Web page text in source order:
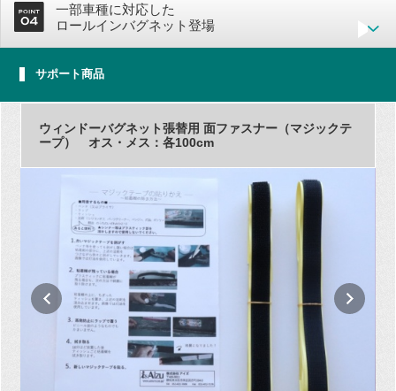
一部車種に対応した
ロールインバグネット登場
サポート商品
ウィンドーバグネット張替用 面ファスナー（マジックテ
ープ） オス・メス：各100cm